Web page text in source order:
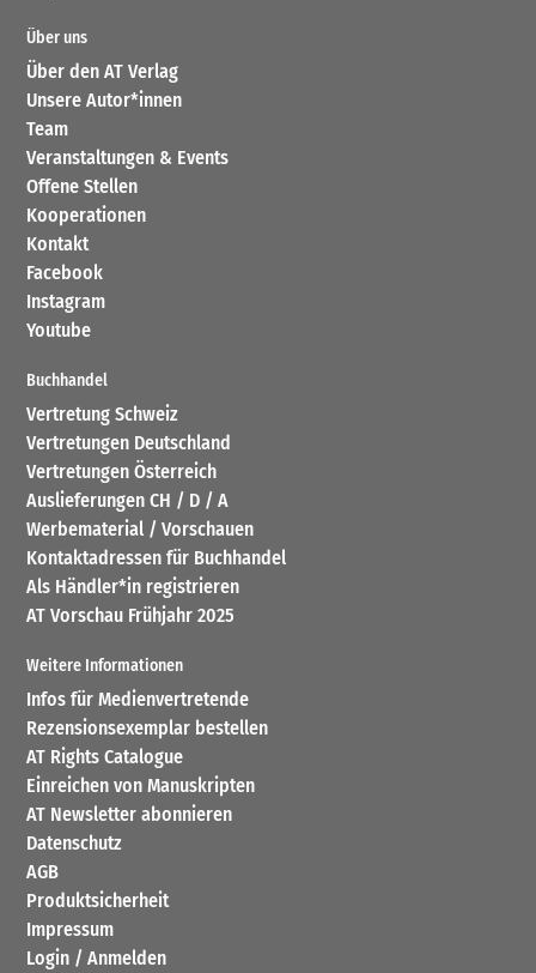
Über uns
Über den AT Verlag
Unsere Autor*innen
Team
Veranstaltungen & Events
Offene Stellen
Kooperationen
Kontakt
Facebook
Instagram
Youtube
Buchhandel
Vertretung Schweiz
Vertretungen Deutschland
Vertretungen Österreich
Auslieferungen CH / D / A
Werbematerial / Vorschauen
Kontaktadressen für Buchhandel
Als Händler*in registrieren
AT Vorschau Frühjahr 2025
Weitere Informationen
Infos für Medienvertretende
Rezensionsexemplar bestellen
AT Rights Catalogue
Einreichen von Manuskripten
AT Newsletter abonnieren
Datenschutz
AGB
Produktsicherheit
Impressum
Login / Anmelden